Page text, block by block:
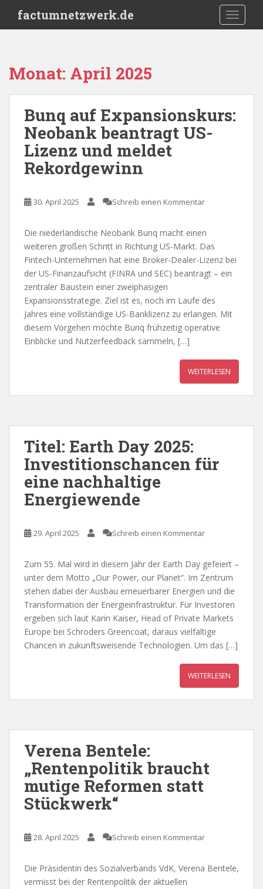
i
factumnetzwerk.de
Monat: April 2025
Bunq auf Expansionskurs:
Neobank beantragt US-
Lizenz und meldet
Rekordgewinn
30. April 2025 Schreib einen Kommentar
Die niederländische Neobank Bunq macht einen
weiteren großen Schritt in Richtung US-Markt. Das
Fintech-Unternehmen hat eine Broker-Dealer-Lizenz bei
der US-Finanzaufsicht (FINRA und SEC) beantragt – ein
zentraler Baustein einer zweiphasigen
Expansionsstrategie. Ziel ist es, noch im Laufe des
Jahres eine vollständige US-Banklizenz zu erlangen. Mit
diesem Vorgehen möchte Bunq frühzeitig operative
Einblicke und Nutzerfeedback sammeln, […]
WEITERLESEN
Titel: Earth Day 2025:
Investitionschancen für
eine nachhaltige
Energiewende
29. April 2025 Schreib einen Kommentar
Zum 55. Mal wird in diesem Jahr der Earth Day gefeiert –
unter dem Motto „Our Power, our Planet“. Im Zentrum
stehen dabei der Ausbau erneuerbarer Energien und die
Transformation der Energieinfrastruktur. Für Investoren
ergeben sich laut Karin Kaiser, Head of Private Markets
Europe bei Schroders Greencoat, daraus vielfältige
Chancen in zukunftsweisende Technologien. Um das […]
WEITERLESEN
Verena Bentele:
„Rentenpolitik braucht
mutige Reformen statt
Stückwerk“
28. April 2025 Schreib einen Kommentar
Die Präsidentin des Sozialverbands VdK, Verena Bentele,
vermisst bei der Rentenpolitik der aktuellen